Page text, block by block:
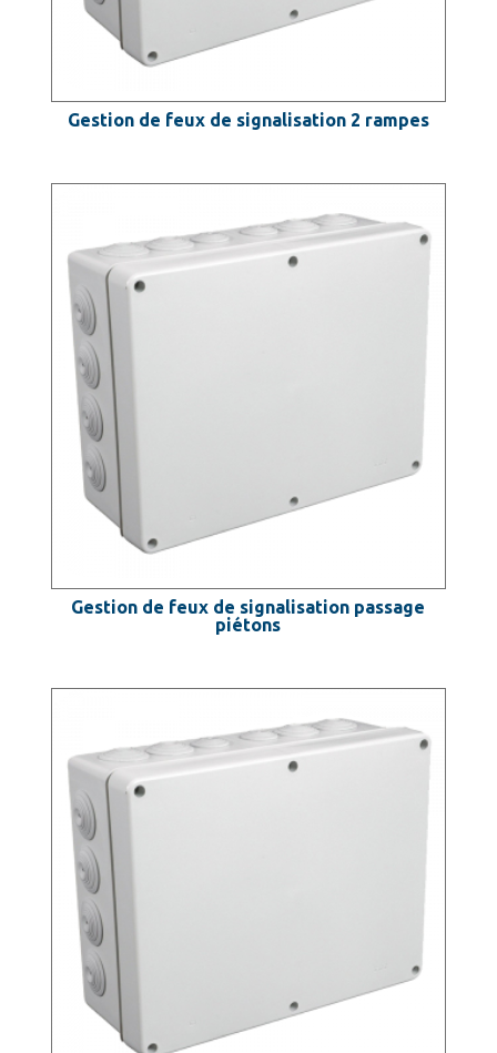
Gestion de feux de signalisation 2 rampes
Gestion de feux de signalisation passage
piétons